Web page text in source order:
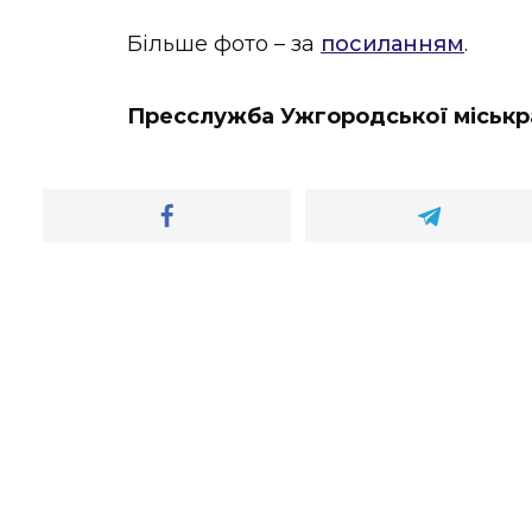
Більше фото – за посиланням.
Пресслужба Ужгородської